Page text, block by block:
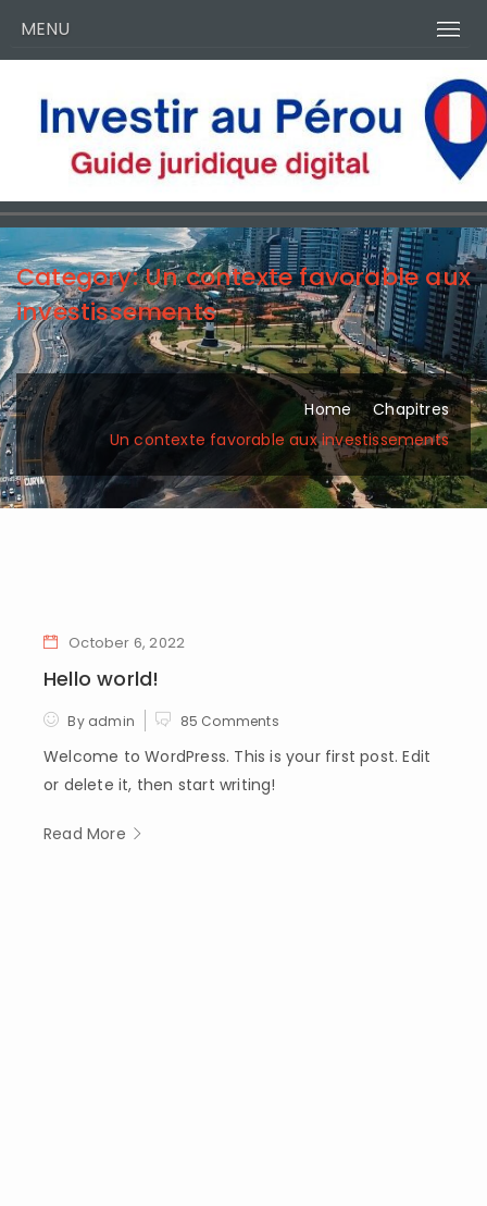
MENU
Category:Un contexte favorable aux
investissements
Home
Chapitres
Un contexte favorable aux investissements
October 6, 2022
Hello world!
By admin 85 Comments
Welcome to WordPress. This is your first post. Edit
or delete it, then start writing!
Read More